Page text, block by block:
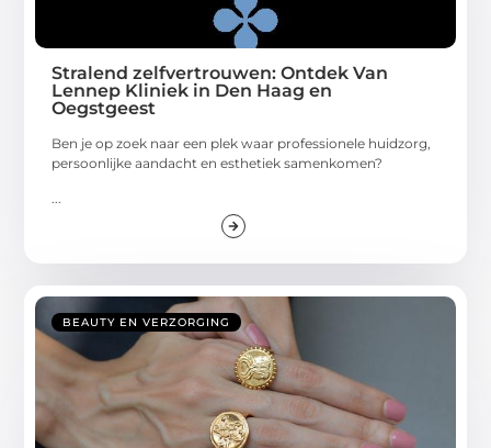
Stralend zelfvertrouwen: Ontdek Van
Lennep Kliniek in Den Haag en
Oegstgeest
Ben je op zoek naar een plek waar professionele huidzorg,
persoonlijke aandacht en esthetiek samenkomen?
...
BEAUTY EN VERZORGING